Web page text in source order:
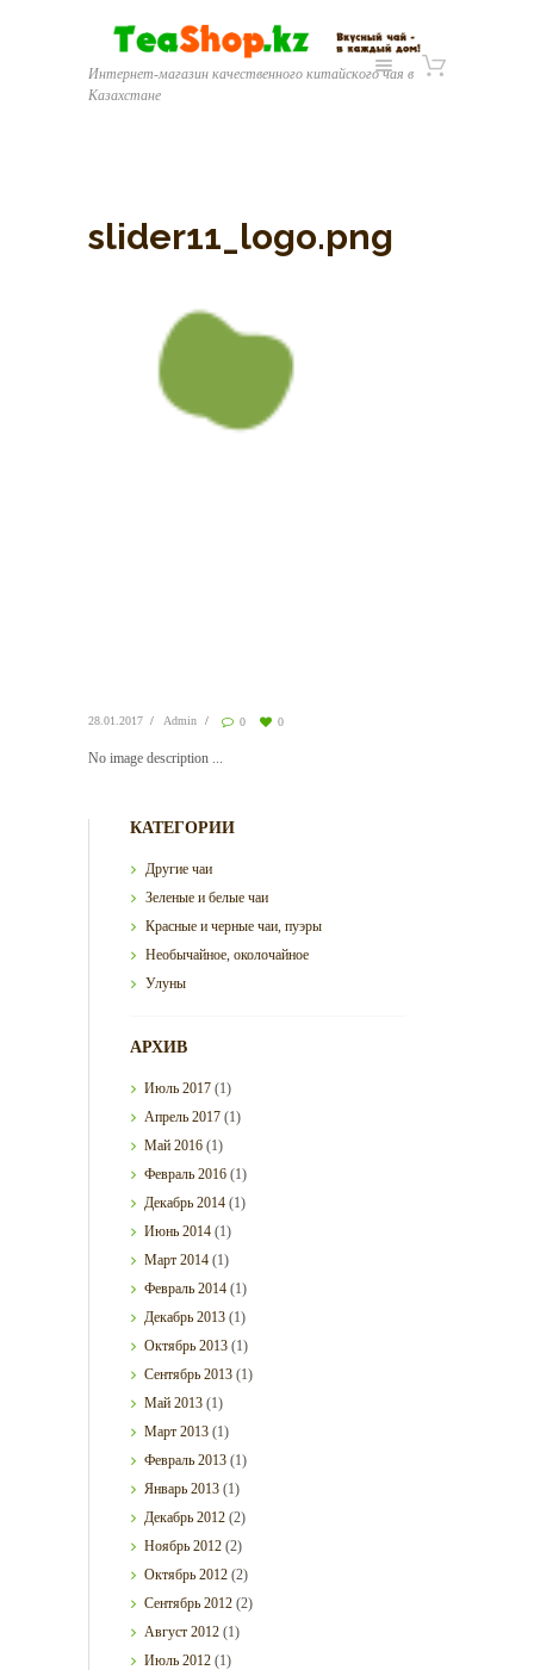
Интернет-магазин качественного китайского чая в
Казахстане
slider11_logo.png
28.01.2017 Admin 0 0
No image description ...
КАТЕГОРИИ
Другие чаи
Зеленые и белые чаи
Красные и черные чаи, пуэры
Необычайное, околочайное
Улуны
АРХИВ
Июль2017 (1)
Апрель2017 (1)
Май2016 (1)
Февраль2016 (1)
Декабрь2014 (1)
Июнь2014 (1)
Март2014 (1)
Февраль2014 (1)
Декабрь2013 (1)
Октябрь2013 (1)
Сентябрь2013 (1)
Май2013 (1)
Март2013 (1)
Февраль2013 (1)
Январь2013 (1)
Декабрь2012 (2)
Ноябрь2012 (2)
Октябрь2012 (2)
Сентябрь2012 (2)
Август2012 (1)
Июль2012 (1)